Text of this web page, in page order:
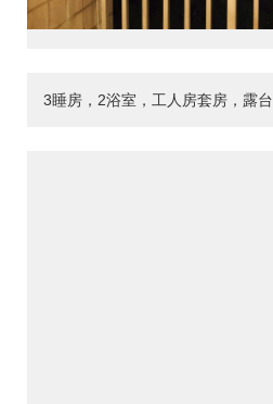
3睡房，2浴室，工人房套房，露台